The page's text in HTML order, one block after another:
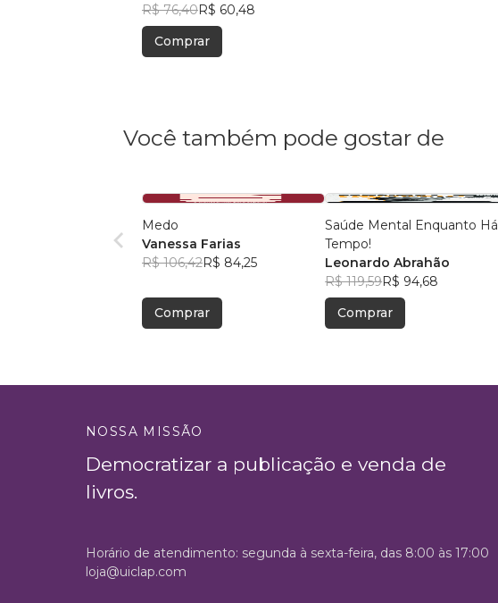
R$ 76,40R$ 60,48
Comprar
Você também pode gostar de
Medo
Vanessa Farias
R$ 106,42R$ 84,25
Comprar
Saúde Mental Enquanto Há
Tempo!
Leonardo Abrahão
R$ 119,59R$ 94,68
Comprar
NOSSA MISSÃO
Democratizar a publicação e venda de
livros.
Horário de atendimento: segunda à sexta-feira, das 8:00 às 17:00
loja@uiclap.com